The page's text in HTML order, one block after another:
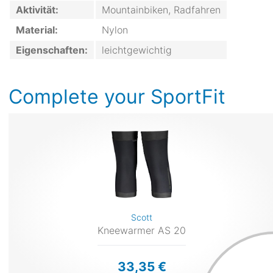
Aktivität:
Mountainbiken, Radfahren
Material:
Nylon
Eigenschaften:
leichtgewichtig
Complete your SportFit
Scott
Kneewarmer AS 20
33,35 €